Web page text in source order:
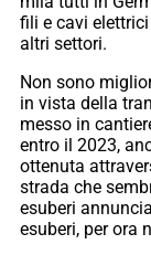
fili e cavi
altri settori.
Non sono
in vista della
messo in
entro il 2023,
ottenuta
strada che
esuberi
esuberi, per ora